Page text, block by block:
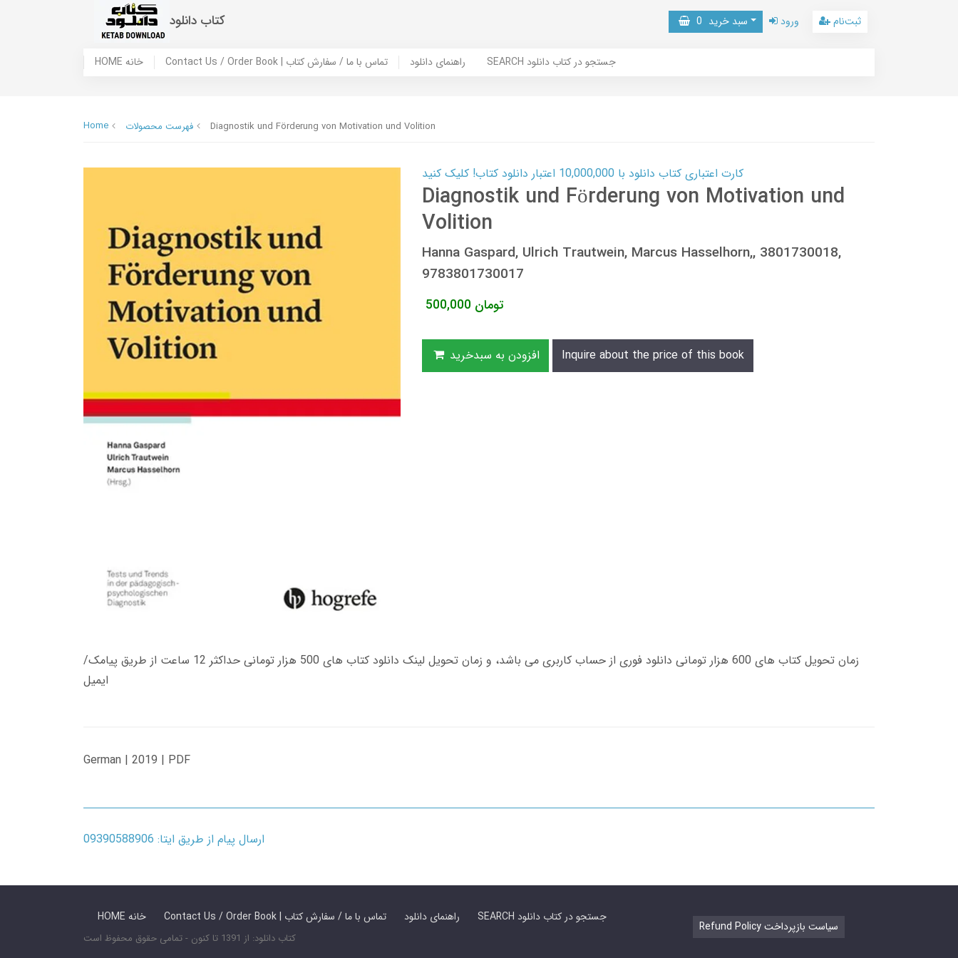
کتاب دانلود سبد خرید 0 ورود ثبت‌نام
HOME خانه Contact Us / Order Book | تماس با ما / سفارش کتاب راهنمای دانلود SEARCH جستجو در کتاب دانلود
Home فهرست محصولات Diagnostik und Förderung von Motivation und Volition
کارت اعتباری کتاب دانلود با 10,000,000 اعتبار دانلود کتاب! کلیک کنید
Diagnostik und Förderung von Motivation und
Volition
Hanna Gaspard, Ulrich Trautwein, Marcus Hasselhorn,, 3801730018,
9783801730017
500,000 تومان
افزودن به سبدخرید Inquire about the price of this book
زمان تحویل کتاب های 600 هزار تومانی دانلود فوری از حساب کاربری می باشد، و زمان تحویل لینک دانلود کتاب های 500 هزار تومانی حداکثر 12 ساعت از طریق پیامک/
ایمیل
German | 2019 | PDF
ارسال پیام از طریق ایتا: 09390588906
HOME خانه Contact Us / Order Book | تماس با ما / سفارش کتاب راهنمای دانلود SEARCH جستجو در کتاب دانلود
کتاب دانلود: از 1391 تا کنون - تمامی حقوق محفوظ است
Refund Policy سیاست بازپرداخت